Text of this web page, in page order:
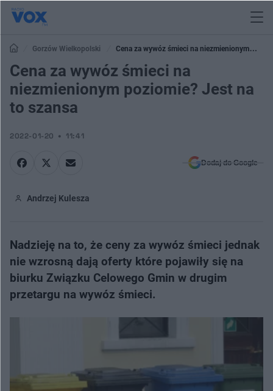
Gorzów Wielkopolski
Cena za wywóz śmieci na niezmienionym
poziomie? Jest na to szansa
Cena za wywóz śmieci na
niezmienionym poziomie? Jest na
to szansa
2022-01-20 11:41
Dodaj do Google
Andrzej Kulesza
Nadzieję na to, że ceny za wywóz śmieci jednak
nie wzrosną dają oferty które pojawiły się na
biurku Związku Celowego Gmin w drugim
przetargu na wywóz śmieci.